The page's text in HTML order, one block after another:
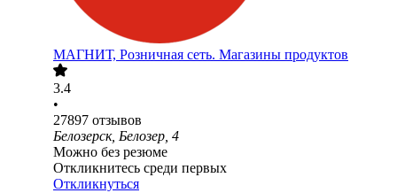
МАГНИТ, Розничная сеть. Магазины продуктов
3.4
•
27897 отзывов
Белозерск, Белозер, 4
Можно без резюме
Откликнитесь среди первых
Откликнуться